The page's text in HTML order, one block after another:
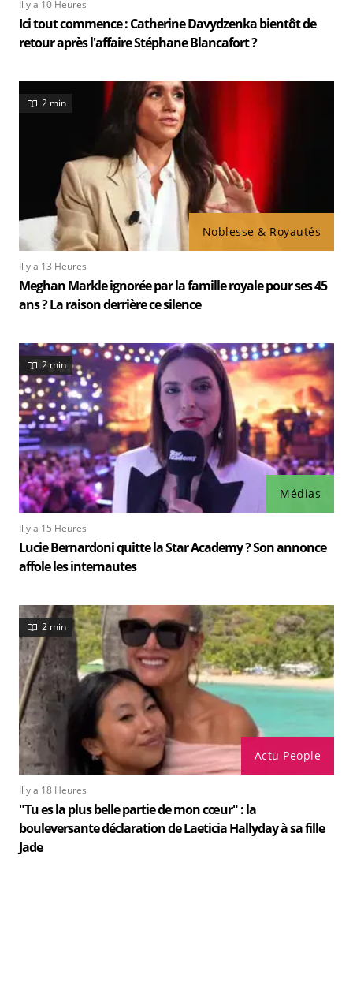
Il y a 10 Heures
Ici tout commence : Catherine Davydzenka bientôt de
retour après l'affaire Stéphane Blancafort ?
Noblesse & Royautés
2 min
Il y a 13 Heures
Meghan Markle ignorée par la famille royale pour ses 45
ans ? La raison derrière ce silence
Médias
2 min
Il y a 15 Heures
Lucie Bernardoni quitte la Star Academy ? Son annonce
affole les internautes
Actu People
2 min
Il y a 18 Heures
"Tu es la plus belle partie de mon cœur" : la
bouleversante déclaration de Laeticia Hallyday à sa fille
Jade